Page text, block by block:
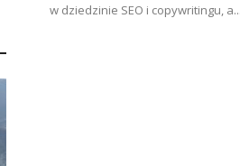
w dziedzinie SEO i copywritingu, a...